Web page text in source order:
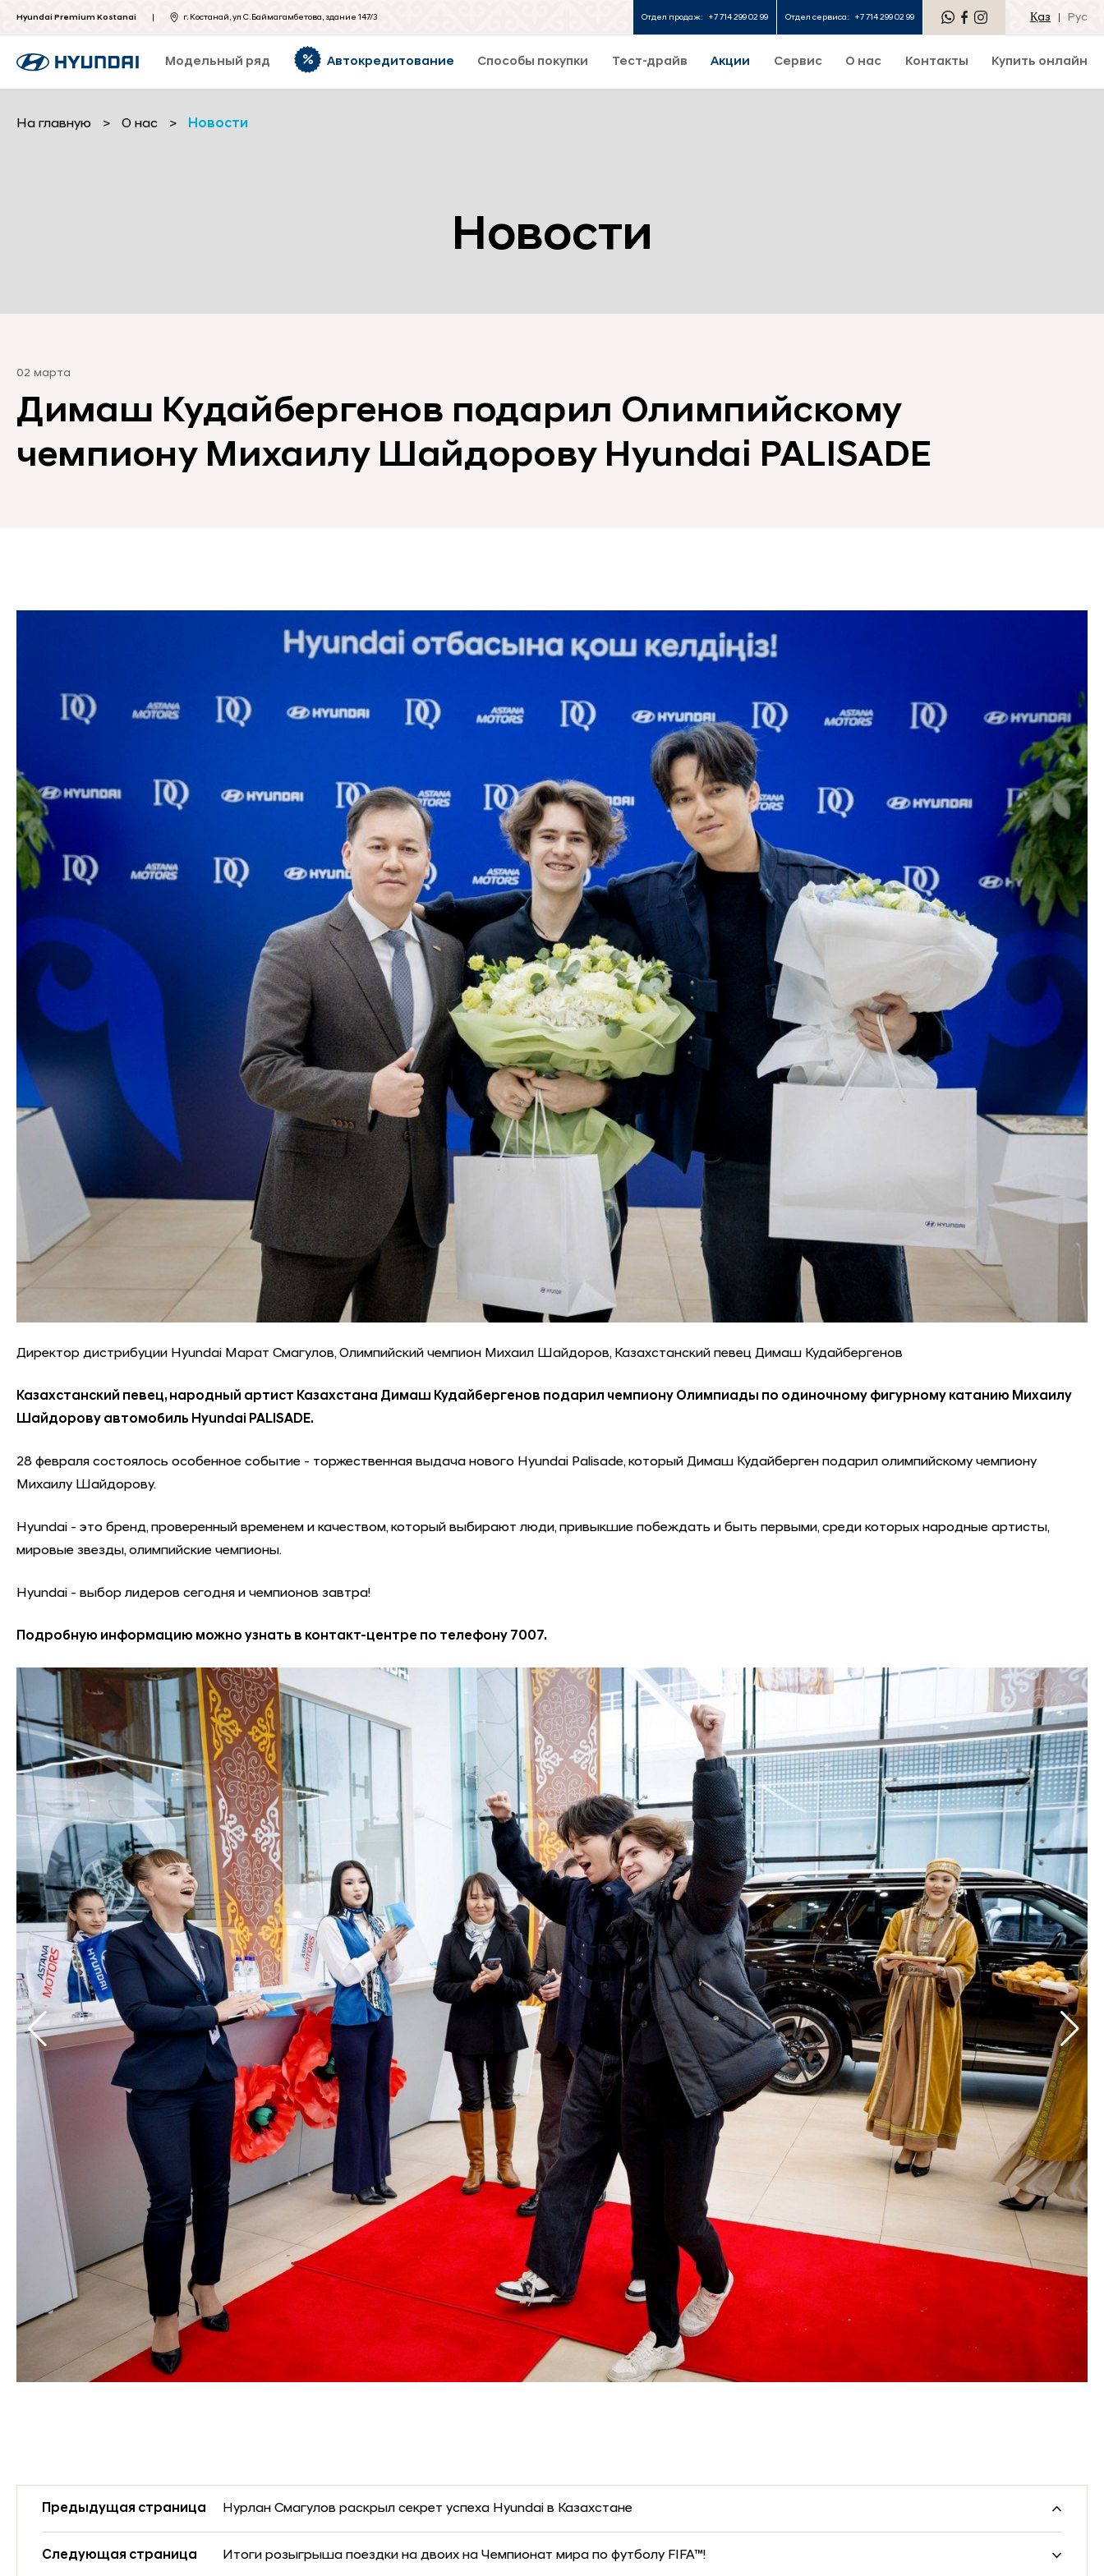
Hyundai Premium Kostanai г. Костанай, ул С.Баймагамбетова, здание 147/3 Отдел продаж: +7 714 299 02 99 Отдел сервиса: +7 714 299 02 99 Қаз Рус
Модельный ряд Автокредитование Способы покупки Тест-драйв Акции Сервис О нас Контакты Купить онлайн
На главную > О нас > Новости
Новости
02 марта
Димаш Кудайбергенов подарил Олимпийскому
чемпиону Михаилу Шайдорову Hyundai PALISADE
Директор дистрибуции Hyundai Марат Смагулов, Олимпийский чемпион Михаил Шайдоров, Казахстанский певец Димаш Кудайбергенов
Казахстанский певец, народный артист Казахстана Димаш Кудайбергенов подарил чемпиону Олимпиады по одиночному фигурному катанию Михаилу
Шайдорову автомобиль Hyundai PALISADE.
28 февраля состоялось особенное событие - торжественная выдача нового Hyundai Palisade, который Димаш Кудайберген подарил олимпийскому чемпиону
Михаилу Шайдорову.
Hyundai - это бренд, проверенный временем и качеством, который выбирают люди, привыкшие побеждать и быть первыми, среди которых народные артисты,
мировые звезды, олимпийские чемпионы.
Hyundai - выбор лидеров сегодня и чемпионов завтра!
Подробную информацию можно узнать в контакт-центре по телефону 7007.
Предыдущая страница Нурлан Смагулов раскрыл секрет успеха Hyundai в Казахстане
Следующая страница Итоги розыгрыша поездки на двоих на Чемпионат мира по футболу FIFA™!